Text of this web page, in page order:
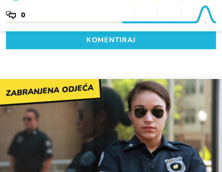
0
KOMENTIRAJ
ZABRANJENA ODJEĆA